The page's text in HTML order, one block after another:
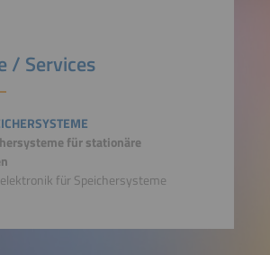
/ Services
für stationäre
für Speichersysteme